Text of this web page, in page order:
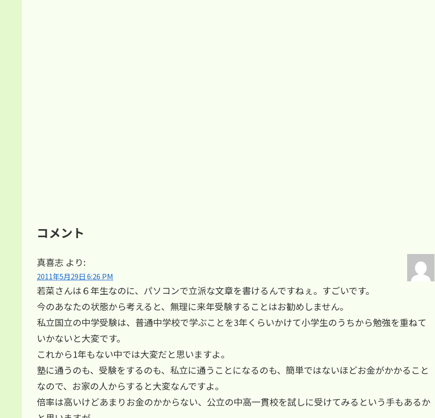
コメント
真喜志 より:
2011年5月29日 6:26 PM
若菜さんは６年生なのに、パソコンで立派な文章を書けるんですねぇ。すごいです。
今のあなたの状態から考えると、無理に来年受験することはお勧めしません。
私立国立の中学受験は、普通中学校で学ぶことを3年くらいかけて小学生のうちから勉強を重ねて
いかないと大変です。
これから1年もない中では大変だと思いますよ。
塾に通うのも、受験をするのも、私立に通うことになるのも、簡単ではないほどお金がかかること
なので、お家の人からすると大変なんですよ。
倍率は高いけどあまりお金のかからない、公立の中高一貫校を試しに受けてみるという手もあるか